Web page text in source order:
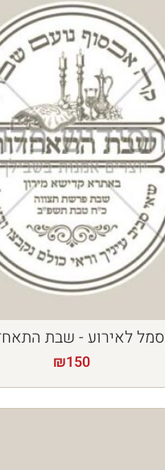
סמל לאירוע - שבת
₪150